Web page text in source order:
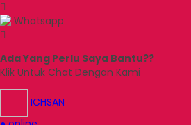
Whatsapp
Ada Yang Perlu Saya Bantu??
Klik Untuk Chat Dengan Kami
ICHSAN